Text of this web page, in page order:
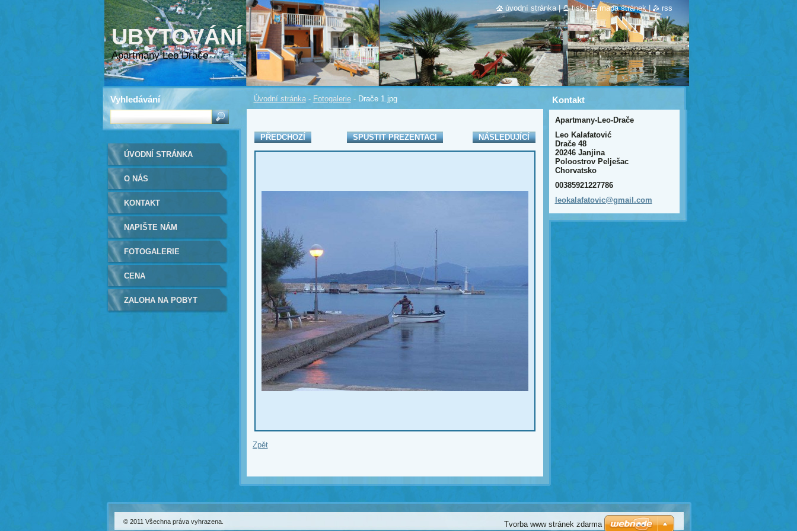
UBYTOVÁNÍ
Apartmany Leo Drače
Úvodní stránka - Fotogalerie - Drače 1.jpg
PŘEDCHOZÍ SPUSTIT PREZENTACI NÁSLEDUJÍCÍ
Zpět
ÚVODNÍ STRÁNKA
O NÁS
KONTAKT
NAPIŠTE NÁM
FOTOGALERIE
CENA
ZALOHA NA POBYT
Kontakt
Apartmany-Leo-Drače
Leo Kalafatović
Drače 48
20246 Janjina
Poloostrov Pelješac
Chorvatsko
00385921227786
leokalafatovic@gmail.com
Vyhledávání
úvodní stránka | tisk | mapa stránek | rss
© 2011 Všechna práva vyhrazena. Tvorba www stránek zdarma